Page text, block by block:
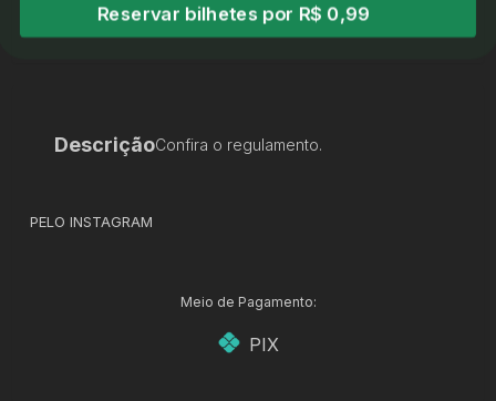
Reservar bilhetes por R$ 0,99
DescriçãoConfira o regulamento.
PELO INSTAGRAM
Meio de Pagamento:
PIX